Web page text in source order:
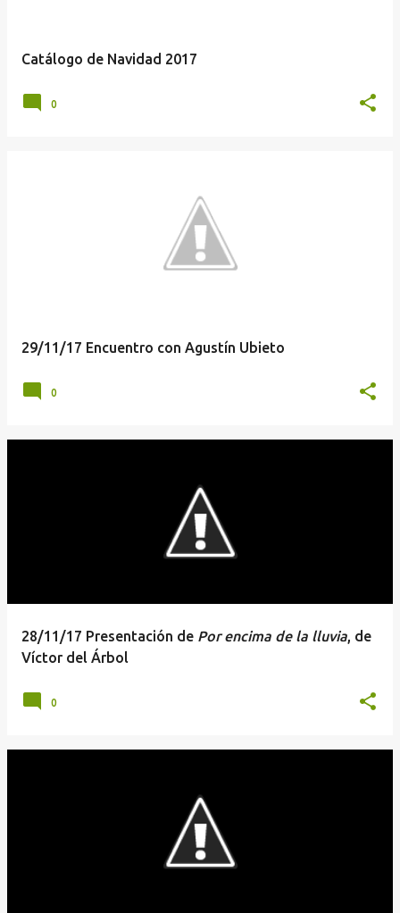
Catálogo de Navidad 2017
0
29/11/17 Encuentro con Agustín Ubieto
0
28/11/17 Presentación de Por encima de la lluvia, de
Víctor del Árbol
0